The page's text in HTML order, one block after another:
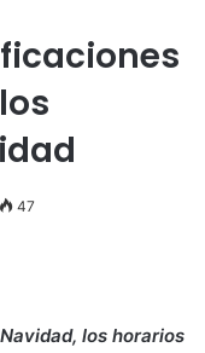
47
los horarios